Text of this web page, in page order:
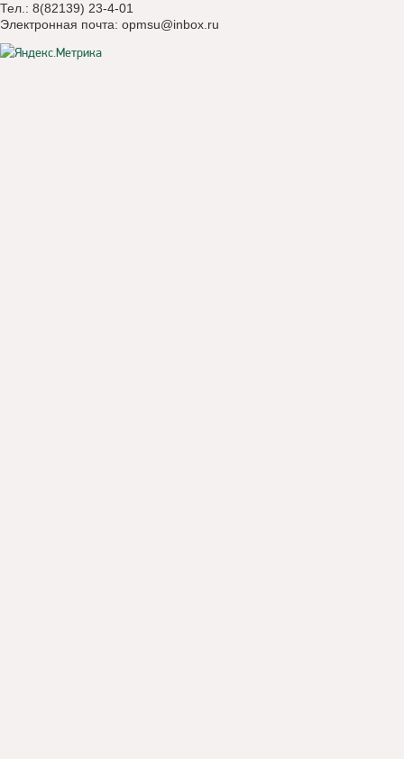
Тел.: 8(82139) 23-4-01
Электронная почта: opmsu@inbox.ru